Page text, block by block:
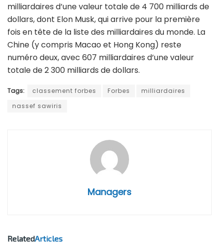
milliardaires d’une valeur totale de 4 700 milliards de
dollars, dont Elon Musk, qui arrive pour la première
fois en tête de la liste des milliardaires du monde. La
Chine (y compris Macao et Hong Kong) reste
numéro deux, avec 607 milliardaires d’une valeur
totale de 2 300 milliards de dollars.
Tags: classement forbes Forbes
milliardaires
nassef sawiris
Managers
RelatedArticles